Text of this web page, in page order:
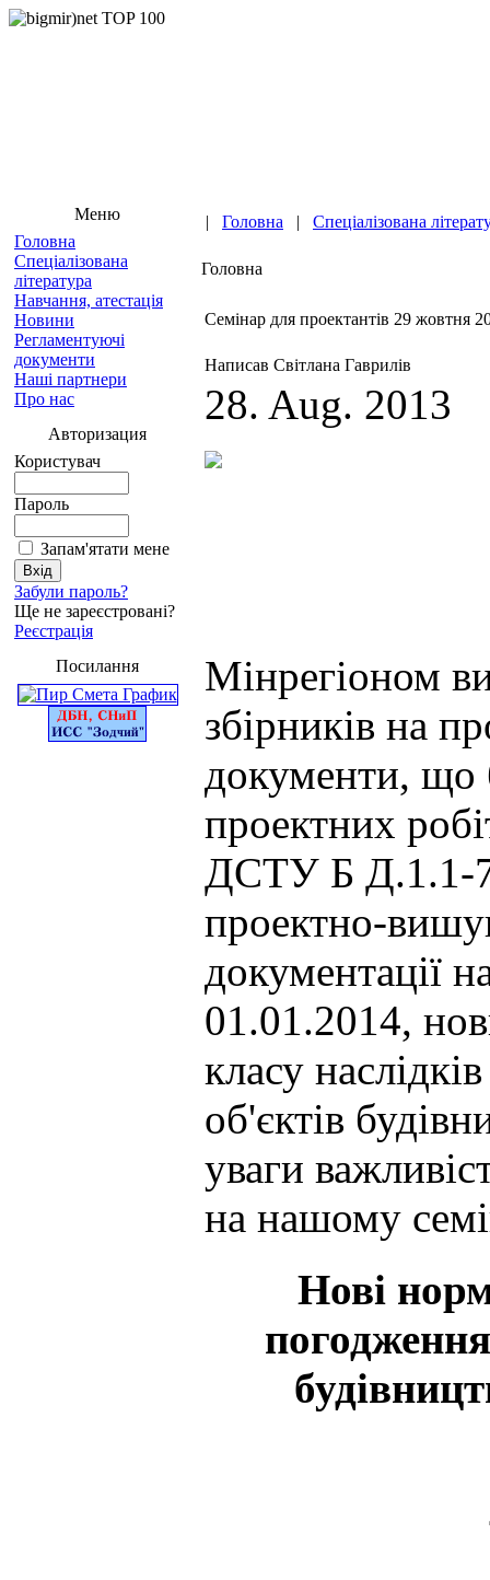
Меню
Головна
Спеціалізована
література
Навчання, атестація
Новини
Регламентуючі
документи
Наші партнери
Про нас
Авторизация
Користувач
Пароль
Запам'ятати мене
Забули пароль?
Ще не зареєстровані?
Реєстрація
Посилання
| Головна | Спеціалізована
Головна
Семінар для проектантів 29 жовтня
Написав Світлана Гаврилів
28. Aug. 2013
Мінрегіоном
збірників на
документи, що
проектних
ДСТУ Б Д.1.1-
проектно-
документації
01.01.2014,
класу
об'єктів
уваги
на нашому
Нові